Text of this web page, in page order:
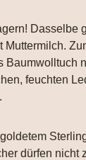
Dasselbe
Muttermilch.
Baumwolltuch
feuchten
dürfen nicht